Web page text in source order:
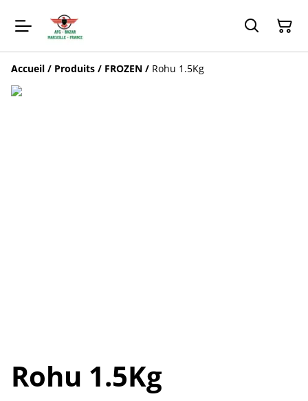
Accueil / Produits / FROZEN / Rohu 1.5Kg
Rohu 1.5Kg